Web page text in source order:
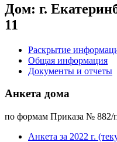
Дом: г.
11
Раскрытие
Общая информация
Документы и отчеты
Анкета дома
по формам Приказа №
Анкета за 2022 г.